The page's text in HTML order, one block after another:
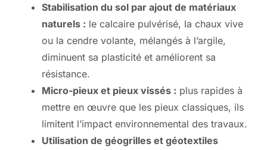
Stabilisation du sol par ajout de matériaux
naturels : le calcaire pulvérisé, la chaux vive
ou la cendre volante, mélangés à l’argile,
diminuent sa plasticité et améliorent sa
résistance.
Micro-pieux et pieux vissés : plus rapides à
mettre en œuvre que les pieux classiques, ils
limitent l’impact environnemental des travaux.
Utilisation de géogrilles et géotextiles